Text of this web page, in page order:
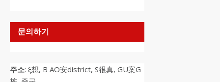
문의하기
주소: ξ想, B AO安district, S很真, GU案G